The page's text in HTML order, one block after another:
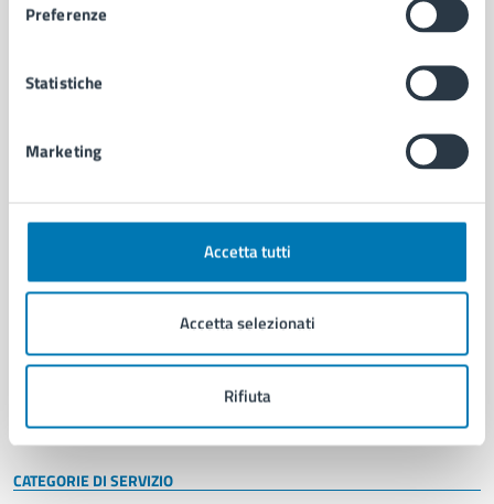
Preferenze
Statistiche
Marketing
Accetta tutti
Accetta selezionati
Rifiuta
Comune di Napoli
AMMINISTRAZIONE
Organi di governo
Enti e fondazioni
Personale amministrativo
Intranet, posta aziendale e protocollo
CATEGORIE DI SERVIZIO